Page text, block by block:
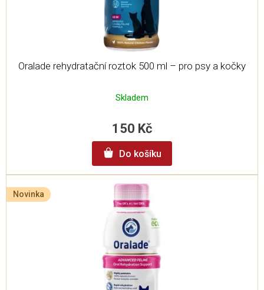
Oralade rehydratační roztok 500 ml – pro psy a kočky
Skladem
150 Kč
Do košíku
Novinka